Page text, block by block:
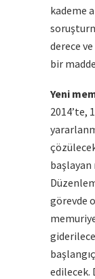
kademe
derece
bir
Yeni
2014’te,
başlayan
görevde
edilecek.